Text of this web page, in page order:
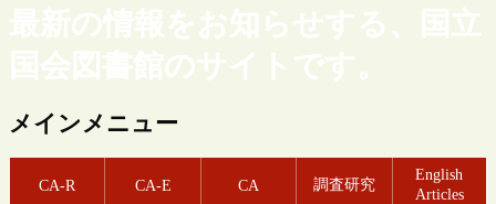
最新の情報をお知らせする、国立
国会図書館のサイトです。
メインメニュー
CA-R CA-E CA 調査研究
English
Articles